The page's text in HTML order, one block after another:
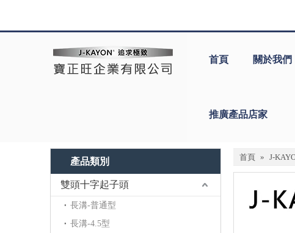
首頁 關於我們
推廣產品店家
產品類別
雙頭十字起子頭
長溝-普通型
長溝-4.5型
首頁 » J-